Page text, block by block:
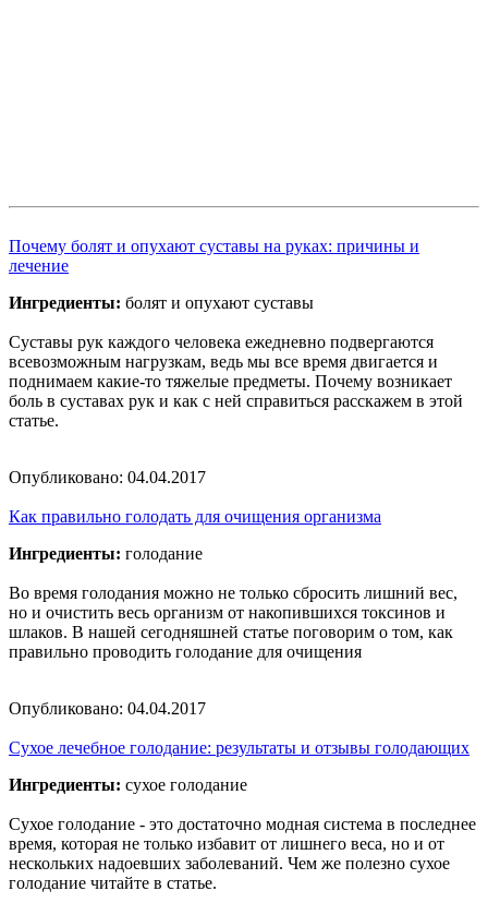
Почему болят и опухают суставы на руках: причины и
лечение
Ингредиенты: болят и опухают суставы
Суставы рук каждого человека ежедневно подвергаются
всевозможным нагрузкам, ведь мы все время двигается и
поднимаем какие-то тяжелые предметы. Почему возникает
боль в суставах рук и как с ней справиться расскажем в этой
статье.
Опубликовано: 04.04.2017
Как правильно голодать для очищения организма
Ингредиенты: голодание
Во время голодания можно не только сбросить лишний вес,
но и очистить весь организм от накопившихся токсинов и
шлаков. В нашей сегодняшней статье поговорим о том, как
правильно проводить голодание для очищения
Опубликовано: 04.04.2017
Сухое лечебное голодание: результаты и отзывы голодающих
Ингредиенты: сухое голодание
Сухое голодание - это достаточно модная система в последнее
время, которая не только избавит от лишнего веса, но и от
нескольких надоевших заболеваний. Чем же полезно сухое
голодание читайте в статье.